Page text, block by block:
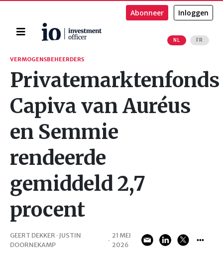
Home
NL FR
Abonneer Inloggen
Zoeken
VERMOGENSBEHEERDERS
Privatemarktenfonds
Capiva van Auréus
en Semmie
rendeerde
gemiddeld 2,7
procent
GEERT DEKKER · JUSTIN
DOORNEKAMP
·
21 MEI
2026